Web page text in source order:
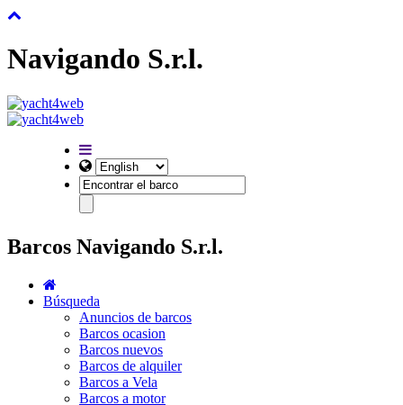
Navigando S.r.l.
Barcos Navigando S.r.l.
Búsqueda
Anuncios de barcos
Barcos ocasion
Barcos nuevos
Barcos de alquiler
Barcos a Vela
Barcos a motor